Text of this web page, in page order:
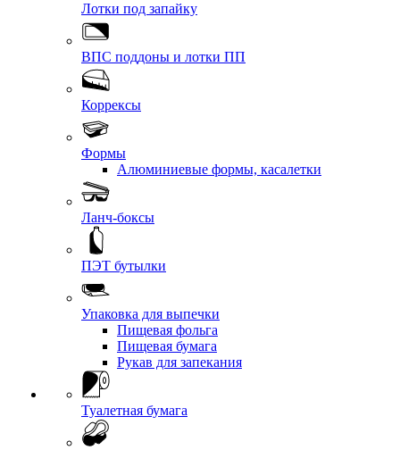
Лотки под запайку
ВПС поддоны и лотки ПП
Коррексы
Формы
Алюминиевые формы, касалетки
Ланч-боксы
ПЭТ бутылки
Упаковка для выпечки
Пищевая фольга
Пищевая бумага
Рукав для запекания
Туалетная бумага